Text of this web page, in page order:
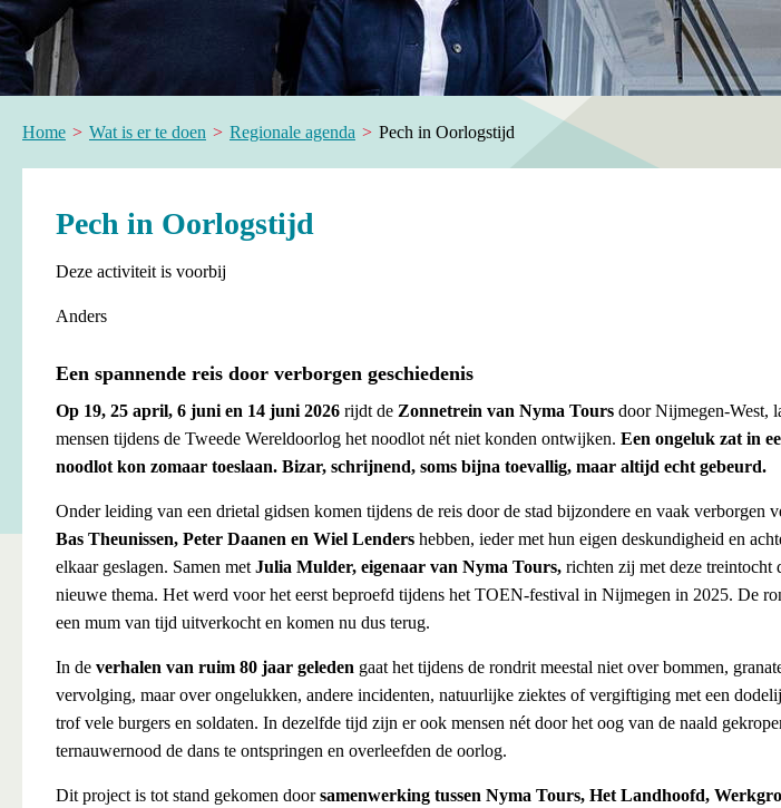
Home Wat is er te doen Regionale agenda Pech in Oorlogstijd
Pech in Oorlogstijd
Deze activiteit is voorbij
Anders
Een spannende reis door verborgen geschiedenis
Op 19, 25 april, 6 juni en 14 juni 2026 rijdt de Zonnetrein van Nyma Tours door Nijmegen-West,
mensen tijdens de Tweede Wereldoorlog het noodlot nét niet konden ontwijken. Een ongeluk zat in
noodlot kon zomaar toeslaan. Bizar, schrijnend, soms bijna toevallig, maar altijd echt gebeurd.
Onder leiding van een drietal gidsen komen tijdens de reis door de stad bijzondere en vaak verborgen
Bas Theunissen, Peter Daanen en Wiel Lenders hebben, ieder met hun eigen deskundigheid en
elkaar geslagen. Samen met Julia Mulder, eigenaar van Nyma Tours, richten zij met deze treintocht
nieuwe thema. Het werd voor het eerst beproefd tijdens het TOEN-festival in Nijmegen in 2025. De
een mum van tijd uitverkocht en komen nu dus terug.
In de verhalen van ruim 80 jaar geleden gaat het tijdens de rondrit meestal niet over bommen,
vervolging, maar over ongelukken, andere incidenten, natuurlijke ziektes of vergiftiging met een
trof vele burgers en soldaten. In dezelfde tijd zijn er ook mensen nét door het oog van de naald
ternauwernood de dans te ontspringen en overleefden de oorlog.
Dit project is tot stand gekomen doorsamenwerking tussen Nyma Tours, Het Landhoofd,